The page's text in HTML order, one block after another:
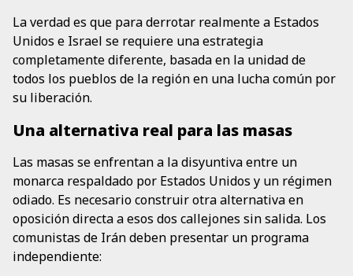
La verdad es que para derrotar realmente a Estados
Unidos e Israel se requiere una estrategia
completamente diferente, basada en la unidad de
todos los pueblos de la región en una lucha común por
su liberación.
Una alternativa real para las masas
Las masas se enfrentan a la disyuntiva entre un
monarca respaldado por Estados Unidos y un régimen
odiado. Es necesario construir otra alternativa en
oposición directa a esos dos callejones sin salida. Los
comunistas de Irán deben presentar un programa
independiente: